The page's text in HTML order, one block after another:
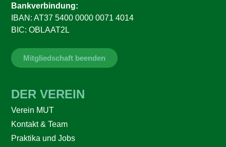
Bankverbindung:
IBAN: AT37 5400 0000 0071 4014
BIC: OBLAAT2L
Mitgliedschaft beenden
DER VEREIN
Verein MUT
Kontakt & Team
Praktika und Jobs